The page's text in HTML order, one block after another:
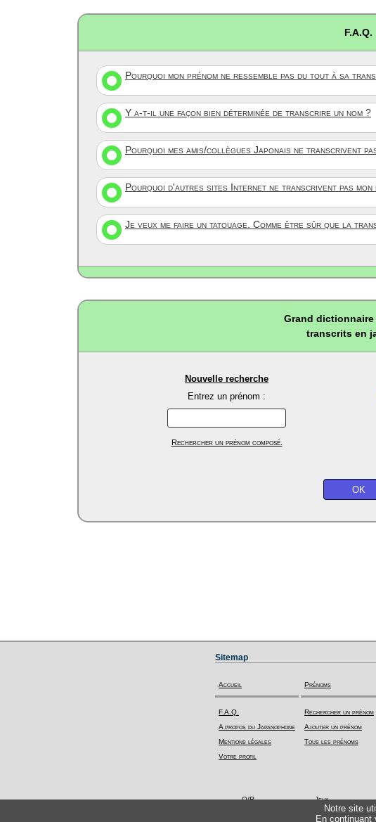
F.A.Q.
Pourquoi mon prénom ne ressemble pas du tout à sa
Y a-t-il une façon bien déterminée de transcrire un nom ?
Pourquoi mes amis/collègues Japonais ne transcrivent
Pourquoi d'autres sites Internet ne transcrivent pas mon
Je veux me faire un tatouage. Comme être sûr que la
Grand dictionnaire
transcrits en
Nouvelle recherche
Entrez un prénom :
Rechercher un prénom composé.
Notre site
En
Sitemap
Accueil
F.A.Q.
A propos du Japanophone
Mentions légales
Votre profil
Prénoms
Rechercher un prénom
Ajouter un prénom
Tous les prénoms
Q/R Jeux